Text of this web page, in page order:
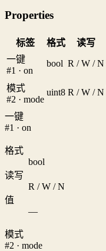
Properties
标签 格式 读写
一键
#1 · on
bool R / W / N
模式
#2 · mode
uint8 R / W / N
一键
#1 · on
格式
bool
读写
R / W / N
值
—
模式
#2 · mode